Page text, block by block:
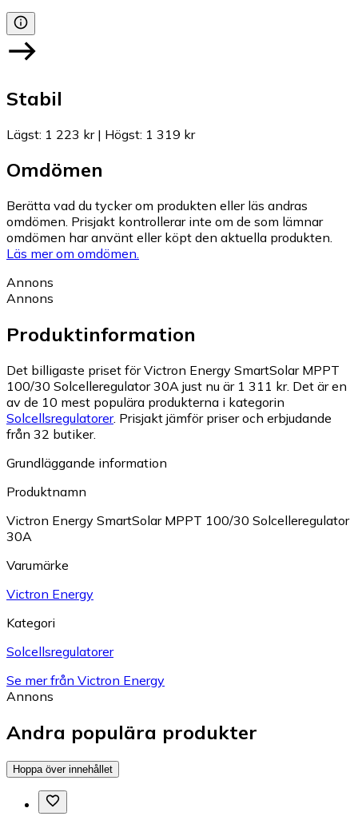
Stabil
Lägst: 1 223 kr| Högst: 1 319 kr
Omdömen
Berätta vad du tycker om produkten eller läs andras
omdömen. Prisjakt kontrollerar inte om de som lämnar
omdömen har använt eller köpt den aktuella produkten.
Läs mer om omdömen.
Annons
Annons
Produktinformation
Det billigaste priset för Victron Energy SmartSolar MPPT
100/30 Solcelleregulator 30A just nu är 1 311 kr. Det är en
av de 10 mest populära produkterna i kategorin
Solcellsregulatorer. Prisjakt jämför priser och erbjudande
från 32 butiker.
Grundläggande information
Produktnamn
Victron Energy SmartSolar MPPT 100/30 Solcelleregulator
30A
Varumärke
Victron Energy
Kategori
Solcellsregulatorer
Se mer från Victron Energy
Annons
Andra populära produkter
Hoppa över innehållet